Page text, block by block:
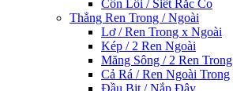
Côn Lồi / Siết Rắc Co
Thẳng Ren Trong / Ngoài
Lơ / Ren Trong x Ngoài
Kép / 2 Ren Ngoài
Măng Sông / 2 Ren Trong
Cả Rá / Ren Ngoài Trong
Đầu Bịt / Nắp Đậy